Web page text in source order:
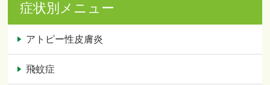
症状別メニュー
アトピー性皮膚炎
飛蚊症